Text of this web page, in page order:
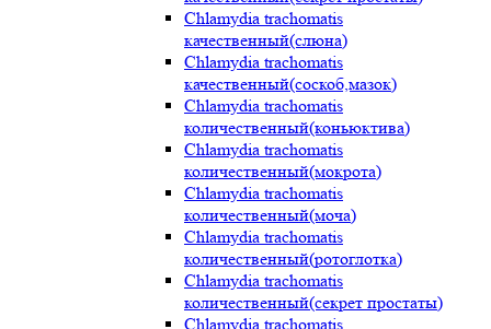
Chlamydia trachomatis
качественный(слюна)
Chlamydia trachomatis
качественный(соскоб,мазок)
Chlamydia trachomatis
количественный(коньюктива)
Chlamydia trachomatis
количественный(мокрота)
Chlamydia trachomatis
количественный(моча)
Chlamydia trachomatis
количественный(ротоглотка)
Chlamydia trachomatis
количественный(секрет простаты)
Chlamydia trachomatis